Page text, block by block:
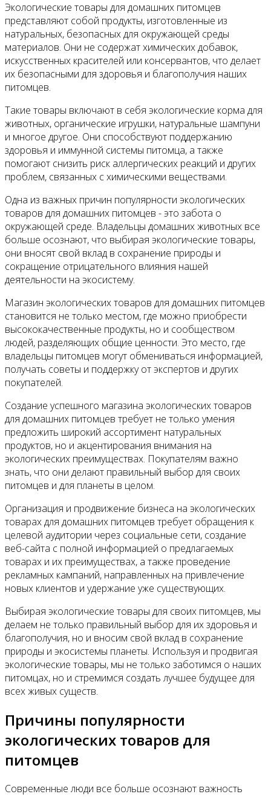
Экологические товары для домашних питомцев
представляют собой продукты, изготовленные из
натуральных, безопасных для окружающей среды
материалов. Они не содержат химических добавок,
искусственных красителей или консервантов, что делает
их безопасными для здоровья и благополучия наших
питомцев.
Такие товары включают в себя экологические корма для
животных, органические игрушки, натуральные шампуни
и многое другое. Они способствуют поддержанию
здоровья и иммунной системы питомца, а также
помогают снизить риск аллергических реакций и других
проблем, связанных с химическими веществами.
Одна из важных причин популярности экологических
товаров для домашних питомцев - это забота о
окружающей среде. Владельцы домашних животных все
больше осознают, что выбирая экологические товары,
они вносят свой вклад в сохранение природы и
сокращение отрицательного влияния нашей
деятельности на экосистему.
Магазин экологических товаров для домашних питомцев
становится не только местом, где можно приобрести
высококачественные продукты, но и сообществом
людей, разделяющих общие ценности. Это место, где
владельцы питомцев могут обмениваться информацией,
получать советы и поддержку от экспертов и других
покупателей.
Создание успешного магазина экологических товаров
для домашних питомцев требует не только умения
предложить широкий ассортимент натуральных
продуктов, но и акцентирования внимания на
экологических преимуществах. Покупателям важно
знать, что они делают правильный выбор для своих
питомцев и для планеты в целом.
Организация и продвижение бизнеса на экологических
товарах для домашних питомцев требует обращения к
целевой аудитории через социальные сети, создание
веб-сайта с полной информацией о предлагаемых
товарах и их преимуществах, а также проведение
рекламных кампаний, направленных на привлечение
новых клиентов и удержание уже существующих.
Выбирая экологические товары для своих питомцев, мы
делаем не только правильный выбор для их здоровья и
благополучия, но и вносим свой вклад в сохранение
природы и экосистемы планеты. Используя и продвигая
экологические товары, мы не только заботимся о наших
питомцах, но и стремимся создать лучшее будущее для
всех живых существ.
Причины популярности
экологических товаров для
питомцев
Современные люди все больше осознают важность